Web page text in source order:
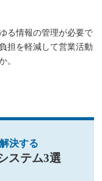
る情報の管理が必要で
担を軽減して営業活動
。
決する
ステム3選